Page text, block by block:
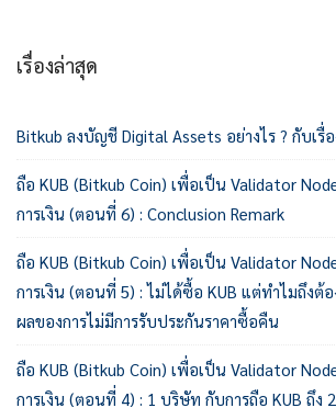
เรื่องล่าสุด
Bitkub ลงบัญชี Digital Assets อย่างไร ? กับเรื่
ถือ KUB (Bitkub Coin) เพื่อเป็น Validator
การเงิน (ตอนที่ 6) : Conclusion Remark
ถือ KUB (Bitkub Coin) เพื่อเป็น Validator
การเงิน (ตอนที่ 5) : ไม่ได้ซื้อ KUB แต่ทำไมถึงต้
ผลของการไม่มีการรับประกันราคาซื้อคืน
ถือ KUB (Bitkub Coin) เพื่อเป็น Validator
การเงิน (ตอนที่ 4) : 1 บริษัท กับการถือ KUB ถึง